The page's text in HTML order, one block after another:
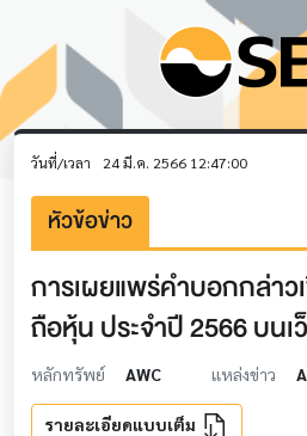
วันที่/เวลา 24 มี.ค. 2566 12:47:00
หัวข้อข่าว
การเผยแพร่คำบอกกล่า
ถือหุ้น ประจำปี 2566 บน
หลักทรัพย์ AWC แหล่งข่าว
รายละเอียดแบบเต็ม